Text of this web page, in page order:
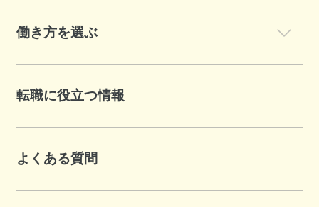
働き方を選ぶ
転職に役立つ情報
よくある質問